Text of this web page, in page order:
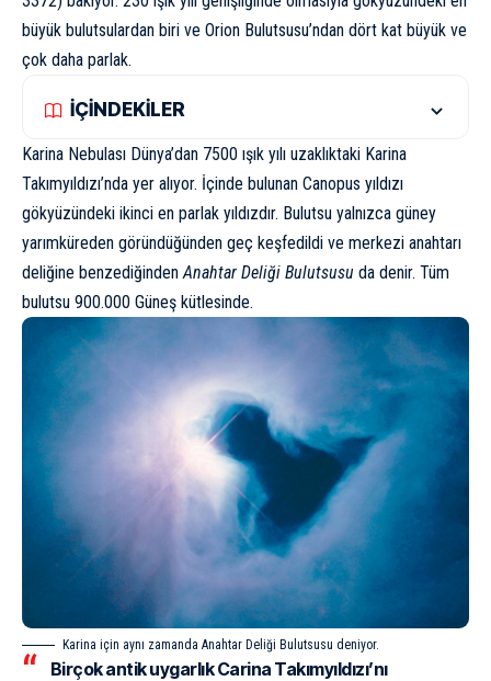
büyük bulutsulardan biri ve Orion Bulutsusu’ndan dört kat büyük ve
çok daha parlak.
İÇİNDEKİLER
Karina Nebulası Dünya’dan 7500 ışık yılı uzaklıktaki Karina
Takımyıldızı’nda yer alıyor. İçinde bulunan Canopus yıldızı
gökyüzündeki ikinci en parlak yıldızdır. Bulutsu yalnızca güney
yarımküreden göründüğünden geç keşfedildi ve merkezi anahtarı
deliğine benzediğinden Anahtar Deliği Bulutsusu da denir. Tüm
bulutsu 900.000 Güneş kütlesinde.
Karina için aynı zamanda Anahtar Deliği Bulutsusu deniyor.
Birçok antik uygarlık Carina Takımyıldızı’nı